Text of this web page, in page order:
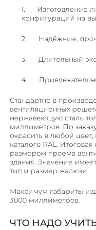
НАШИ РАБОТЫ
1. Изготовление
конфигураций на
2. Надёжные,
3. Длительный
4.
Стандартно в
вентиляционных
нержавеющую сталь
миллиметров. По
окрасить в любой цвет,
каталоге RAL.
размером проёма
здания. Значение
тип и размер жалюзи.
Максимум габариты
3000 миллиметров.
ЧТО НАДО